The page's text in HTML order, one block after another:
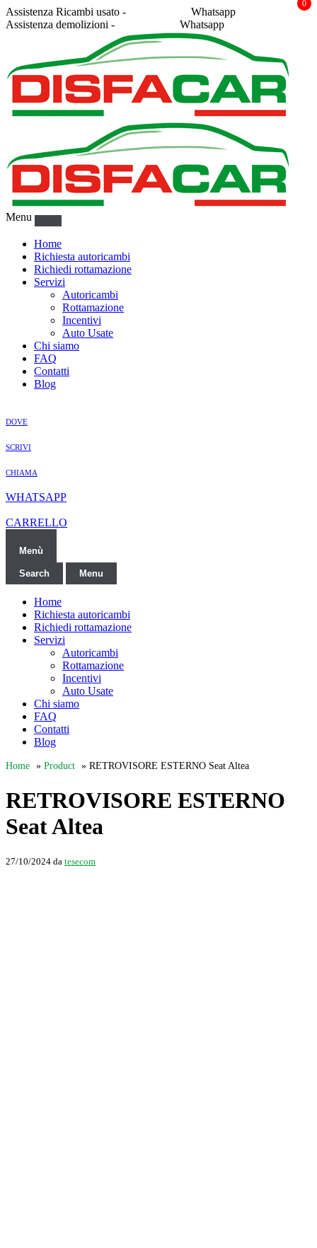
Assistenza Ricambi usato -
Whatsapp
Assistenza demolizioni -
Whatsapp
Menu
Home
Richiesta autoricambi
Richiedi rottamazione
Servizi
Autoricambi
Rottamazione
Incentivi
Auto Usate
Chi siamo
FAQ
Contatti
Blog
DOVE
SCRIVI
CHIAMA
WHATSAPP
0
CARRELLO
Menù
Search Menu
Home
Richiesta autoricambi
Richiedi rottamazione
Servizi
Autoricambi
Rottamazione
Incentivi
Auto Usate
Chi siamo
FAQ
Contatti
Blog
Home » Product » RETROVISORE ESTERNO Seat Altea
RETROVISORE ESTERNO
Seat Altea
27/10/2024 da tesecom